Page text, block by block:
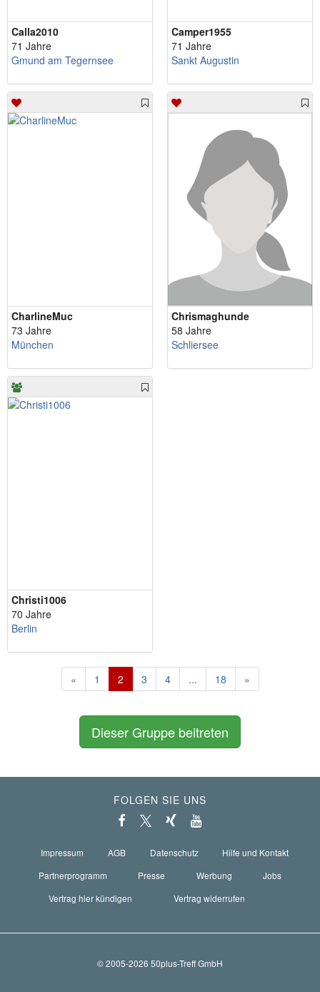
Calla2010
71 Jahre
Gmund am Tegernsee
Camper1955
71 Jahre
Sankt Augustin
CharlineMuc
73 Jahre
München
Chrismaghunde
58 Jahre
Schliersee
Christi1006
70 Jahre
Berlin
« 1 2 3 4 ... 18 »
Dieser Gruppe beitreten
FOLGEN SIE UNS
Impressum AGB Datenschutz
Hilfe und Kontakt
Partnerprogramm
Presse Werbung
Jobs
Vertrag hier kündigen
Vertrag widerrufen
© 2005-2026 50plus-Treff GmbH